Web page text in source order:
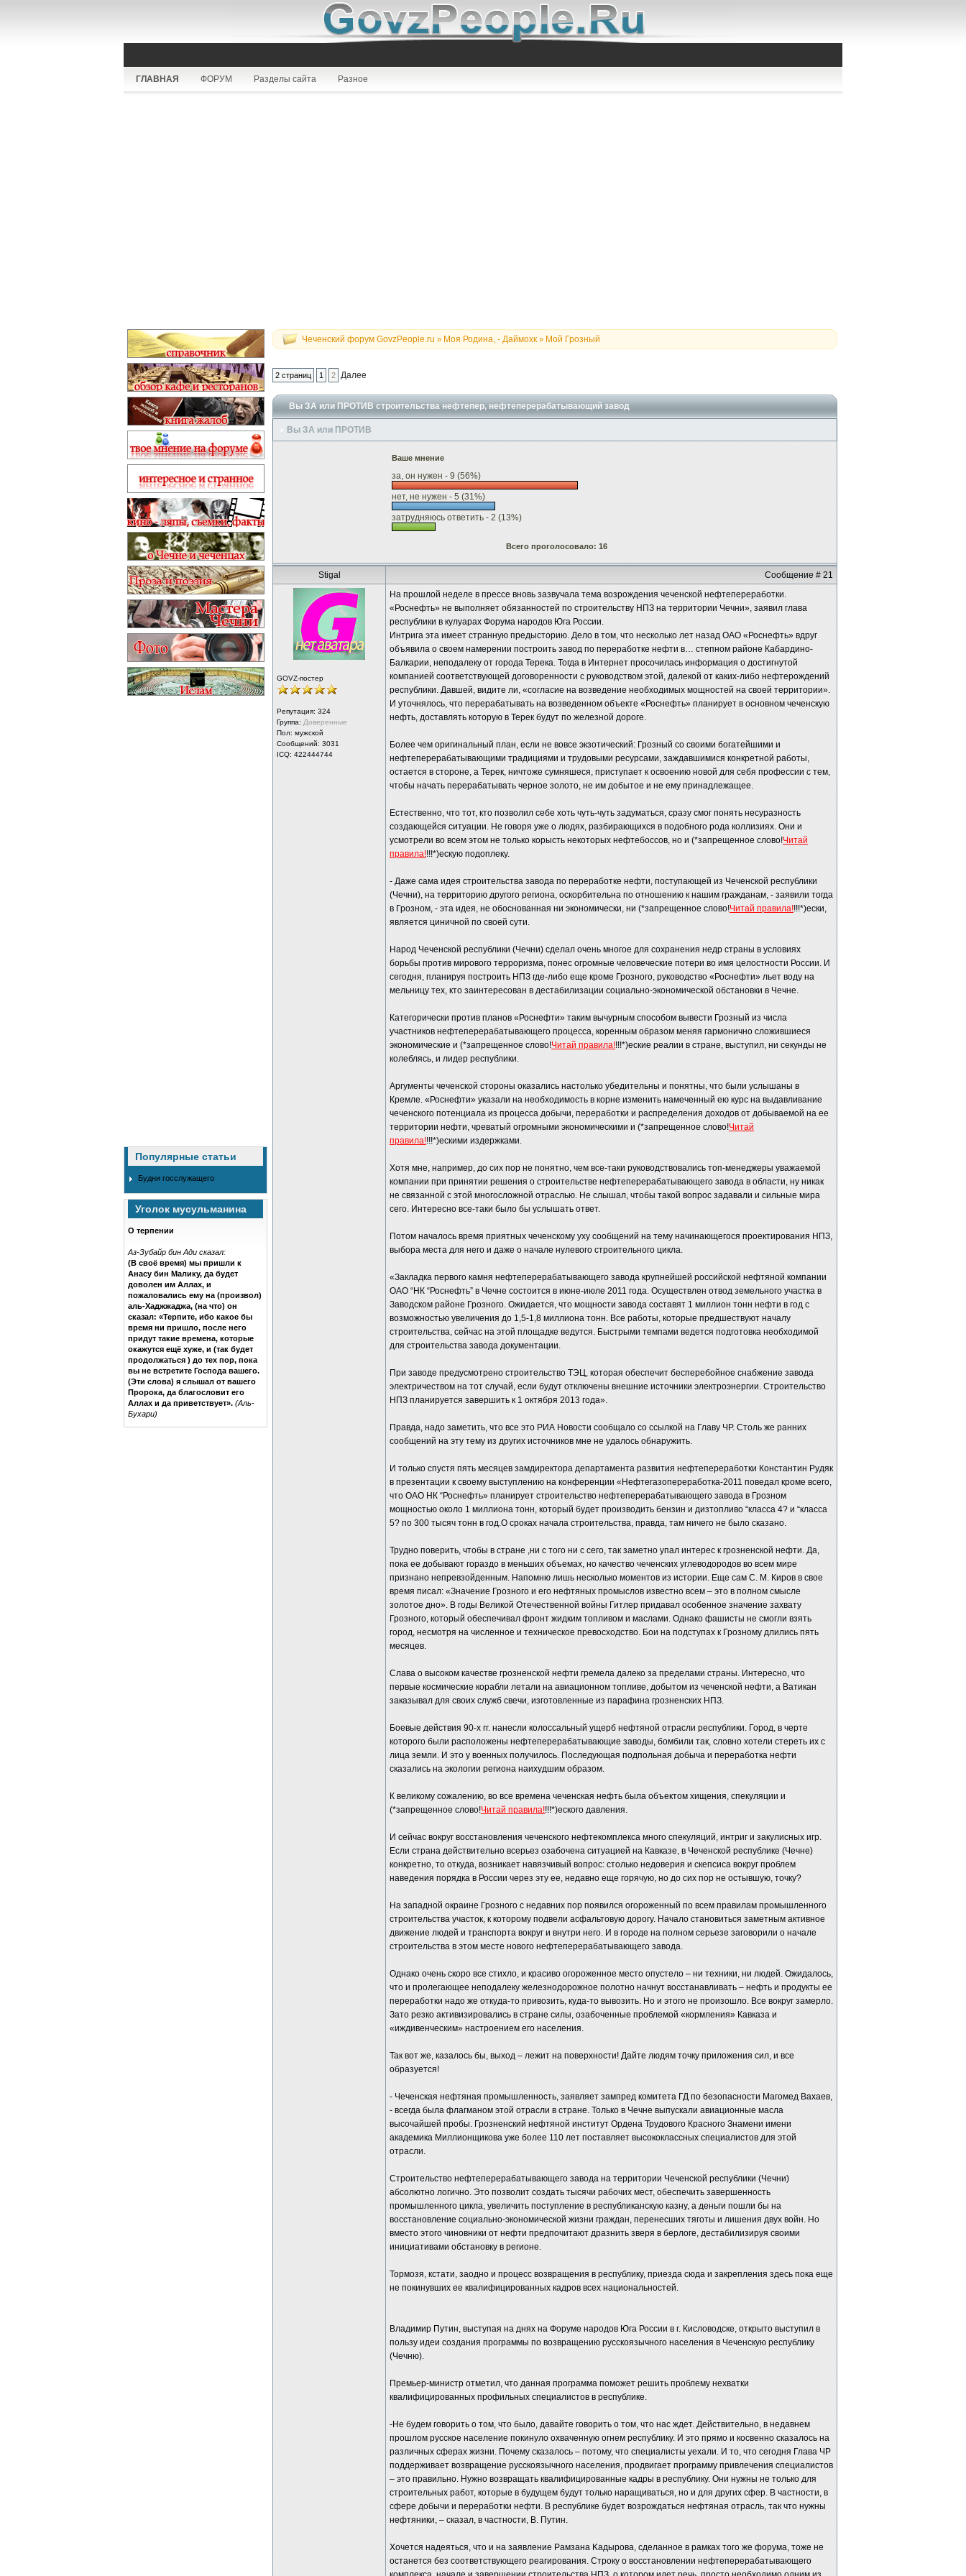
ГЛАВНАЯ ФОРУМ Разделы сайта Разное
Популярные статьи
Будни госслужащего
Уголок мусульманина
О терпении
Аз-Зубайр бин Ади сказал:
(В своё время) мы пришли к
Анасу бин Малику, да будет
доволен им Аллах, и
пожаловались ему на (произвол)
аль-Хаджжаджа, (на что) он
сказал: «Терпите, ибо какое бы
время ни пришло, после него
придут такие времена, которые
окажутся ещё хуже, и (так будет
продолжаться ) до тех пор, пока
вы не встретите Господа вашего.
(Эти слова) я слышал от вашего
Пророка, да благословит его
Аллах и да приветствует». (Аль-
Бухари)
Чеченский форум GovzPeople.ru » Моя Родина, - Даймохк » Мой Грозный
2 страниц 1 2 Далее
Вы ЗА или ПРОТИВ строительства нефтепер, нефтеперерабатывающий завод
Вы ЗА или ПРОТИВ
Ваше мнение
за, он нужен - 9 (56%)
нет, не нужен - 5 (31%)
затрудняюсь ответить - 2 (13%)
Всего проголосовало: 16
Stigal Сообщение # 21
GOVZ-постер
Репутация: 324
Группа: Доверенные
Пол: мужской
Сообщений: 3031
ICQ: 422444744
На прошлой неделе в прессе вновь зазвучала тема возрождения чеченской нефтепереработки.
«Роснефть» не выполняет обязанностей по строительству НПЗ на территории Чечни», заявил глава
республики в кулуарах Форума народов Юга России.
Интрига эта имеет странную предысторию. Дело в том, что несколько лет назад ОАО «Роснефть» вдруг
объявила о своем намерении построить завод по переработке нефти в… степном районе Кабардино-
Балкарии, неподалеку от города Терека. Тогда в Интернет просочилась информация о достигнутой
компанией соответствующей договоренности с руководством этой, далекой от каких-либо нефтерождений
республики. Давшей, видите ли, «согласие на возведение необходимых мощностей на своей территории».
И уточнялось, что перерабатывать на возведенном объекте «Роснефть» планирует в основном чеченскую
нефть, доставлять которую в Терек будут по железной дороге.
Более чем оригинальный план, если не вовсе экзотический: Грозный со своими богатейшими и
нефтеперерабатывающими традициями и трудовыми ресурсами, заждавшимися конкретной работы,
остается в стороне, а Терек, ничтоже сумняшеся, приступает к освоению новой для себя профессии с тем,
чтобы начать перерабатывать черное золото, не им добытое и не ему принадлежащее.
Естественно, что тот, кто позволил себе хоть чуть-чуть задуматься, сразу смог понять несуразность
создающейся ситуации. Не говоря уже о людях, разбирающихся в подобного рода коллизиях. Они и
усмотрели во всем этом не только корысть некоторых нефтебоссов, но и (*запрещенное слово!Читай
правила!!!!*)ескую подоплеку.
- Даже сама идея строительства завода по переработке нефти, поступающей из Чеченской республики
(Чечни), на территорию другого региона, оскорбительна по отношению к нашим гражданам, - заявили тогда
в Грозном, - эта идея, не обоснованная ни экономически, ни (*запрещенное слово!Читай правила!!!!*)ески,
является циничной по своей сути.
Народ Чеченской республики (Чечни) сделал очень многое для сохранения недр страны в условиях
борьбы против мирового тeррoризма, понес огромные человеческие потери во имя целостности России. И
сегодня, планируя построить НПЗ где-либо еще кроме Грозного, руководство «Роснефти» льет воду на
мельницу тех, кто заинтересован в дестабилизации социально-экономической обстановки в Чечне.
Категорически против планов «Роснефти» таким вычурным способом вывести Грозный из числа
участников нефтеперерабатывающего процесса, коренным образом меняя гармонично сложившиеся
экономические и (*запрещенное слово!Читай правила!!!!*)еские реалии в стране, выступил, ни секунды не
колеблясь, и лидер республики.
Аргументы чеченской стороны оказались настолько убедительны и понятны, что были услышаны в
Кремле. «Роснефти» указали на необходимость в корне изменить намеченный ею курс на выдавливание
чеченского потенциала из процесса добычи, переработки и распределения доходов от добываемой на ее
территории нефти, чреватый огромными экономическими и (*запрещенное слово!Читай
правила!!!!*)ескими издержками.
Хотя мне, например, до сих пор не понятно, чем все-таки руководствовались топ-менеджеры уважаемой
компании при принятии решения о строительстве нефтеперерабатывающего завода в области, ну никак
не связанной с этой многосложной отраслью. Не слышал, чтобы такой вопрос задавали и сильные мира
сего. Интересно все-таки было бы услышать ответ.
Потом началось время приятных чеченскому уху сообщений на тему начинающегося проектирования НПЗ,
выбора места для него и даже о начале нулевого строительного цикла.
«Закладка первого камня нефтеперерабатывающего завода крупнейшей российской нефтяной компании
ОАО “НК “Роснефть” в Чечне состоится в июне-июле 2011 года. Осуществлен отвод земельного участка в
Заводском районе Грозного. Ожидается, что мощности завода составят 1 миллион тонн нефти в год с
возможностью увеличения до 1,5-1,8 миллиона тонн. Все работы, которые предшествуют началу
строительства, сейчас на этой площадке ведутся. Быстрыми темпами ведется подготовка необходимой
для строительства завода документации.
При заводе предусмотрено строительство ТЭЦ, которая обеспечит бесперебойное снабжение завода
электричеством на тот случай, если будут отключены внешние источники электроэнергии. Строительство
НПЗ планируется завершить к 1 октября 2013 года».
Правда, надо заметить, что все это РИА Новости сообщало со ссылкой на Главу ЧР. Столь же ранних
сообщений на эту тему из других источников мне не удалось обнаружить.
И только спустя пять месяцев замдиректора департамента развития нефтепереработки Константин Рудяк
в презентации к своему выступлению на конференции «Нефтегазопереработка-2011 поведал кроме всего,
что ОАО НК “Роснефть» планирует строительство нефтеперерабатывающего завода в Грозном
мощностью около 1 миллиона тонн, который будет производить бензин и дизтопливо “класса 4? и “класса
5? по 300 тысяч тонн в год.О сроках начала строительства, правда, там ничего не было сказано.
Трудно поверить, чтобы в стране ,ни с того ни с сего, так заметно упал интерес к грозненской нефти. Да,
пока ее добывают гораздо в меньших объемах, но качество чеченских углеводородов во всем мире
признано непревзойденным. Напомню лишь несколько моментов из истории. Еще сам С. М. Киров в свое
время писал: «Значение Грозного и его нефтяных промыслов известно всем – это в полном смысле
золотое дно». В годы Великой Отечественной войны Гитлер придавал особенное значение захвату
Грозного, который обеспечивал фронт жидким топливом и маслами. Однако фашисты не смогли взять
город, несмотря на численное и техническое превосходство. Бои на подступах к Грозному длились пять
месяцев.
Слава о высоком качестве грозненской нефти гремела далеко за пределами страны. Интересно, что
первые космические корабли летали на авиационном топливе, добытом из чеченской нефти, а Ватикан
заказывал для своих служб свечи, изготовленные из парафина грозненских НПЗ.
Боевые действия 90-х гг. нанесли колоссальный ущерб нефтяной отрасли республики. Город, в черте
которого были расположены нефтеперерабатывающие заводы, бoмбили так, словно хотели стереть их с
лица земли. И это у военных получилось. Последующая подпольная добыча и переработка нефти
сказались на экологии региона наихудшим образом.
К великому сожалению, во все времена чеченская нефть была объектом хищения, спекуляции и
(*запрещенное слово!Читай правила!!!!*)еского давления.
И сейчас вокруг восстановления чеченского нефтекомплекса много спекуляций, интриг и закулисных игр.
Если страна действительно всерьез озабочена ситуацией на Кавказе, в Чеченской республике (Чечне)
конкретно, то откуда, возникает навязчивый вопрос: столько недоверия и скепсиса вокруг проблем
наведения порядка в России через эту ее, недавно еще горячую, но до сих пор не остывшую, точку?
На западной окраине Грозного с недавних пор появился огороженный по всем правилам промышленного
строительства участок, к которому подвели асфальтовую дорогу. Начало становиться заметным активное
движение людей и транспорта вокруг и внутри него. И в городе на полном серьезе заговорили о начале
строительства в этом месте нового нефтеперерабатывающего завода.
Однако очень скоро все стихло, и красиво огороженное место опустело – ни техники, ни людей. Ожидалось,
что и пролегающее неподалеку железнодорожное полотно начнут восстанавливать – нефть и продукты ее
переработки надо же откуда-то привозить, куда-то вывозить. Но и этого не произошло. Все вокруг замерло.
Зато резко активизировались в стране силы, озабоченные проблемой «кормления» Кавказа и
«иждивенческим» настроением его населения.
Так вот же, казалось бы, выход – лежит на поверхности! Дайте людям точку приложения сил, и все
образуется!
- Чеченская нефтяная промышленность, заявляет зампред комитета ГД по безопасности Магомед Вахаев,
- всегда была флагманом этой отрасли в стране. Только в Чечне выпускали авиационные масла
высочайшей пробы. Грозненский нефтяной институт Ордена Трудового Красного Знамени имени
академика Миллионщикова уже более 110 лет поставляет высококлассных специалистов для этой
отрасли.
Строительство нефтеперерабатывающего завода на территории Чеченской республики (Чечни)
абсолютно логично. Это позволит создать тысячи рабочих мест, обеспечить завершенность
промышленного цикла, увеличить поступление в республиканскую казну, а деньги пошли бы на
восстановление социально-экономической жизни граждан, перенесших тяготы и лишения двух войн. Но
вместо этого чиновники от нефти предпочитают дразнить зверя в берлоге, дестабилизируя своими
инициативами обстановку в регионе.
Тормозя, кстати, заодно и процесс возвращения в республику, приезда сюда и закрепления здесь пока еще
не покинувших ее квалифицированных кадров всех национальностей.
Владимир Путин, выступая на днях на Форуме народов Юга России в г. Кисловодске, открыто выступил в
пользу идеи создания программы по возвращению русскоязычного населения в Чеченскую республику
(Чечню).
Премьер-министр отметил, что данная программа поможет решить проблему нехватки
квалифицированных профильных специалистов в республике.
-Не будем говорить о том, что было, давайте говорить о том, что нас ждет. Действительно, в недавнем
прошлом русское население покинуло охваченную огнем республику. И это прямо и косвенно сказалось на
различных сферах жизни. Почему сказалось – потому, что специалисты уехали. И то, что сегодня Глава ЧР
поддерживает возвращение русскоязычного населения, продвигает программу привлечения специалистов
– это правильно. Нужно возвращать квалифицированные кадры в республику. Они нужны не только для
строительных работ, которые в будущем будут только наращиваться, но и для других сфер. В частности, в
сфере добычи и переработки нефти. В республике будет возрождаться нефтяная отрасль, так что нужны
нефтяники, – сказал, в частности, В. Путин.
Хочется надеяться, что и на заявление Paмзaна Kaдырoва, сделанное в рамках того же форума, тоже не
останется без соответствующего реагирования. Строку о восстановлении нефтеперерабатывающего